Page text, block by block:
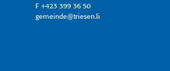
F +423 399 36 50
gemeinde@triesen.li